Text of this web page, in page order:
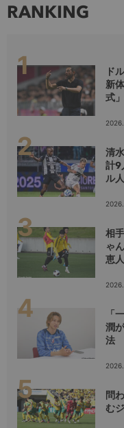
RANKING
ド
新
式
清
計9
ル
相
ゃ
恵
「
潤
法
問
む